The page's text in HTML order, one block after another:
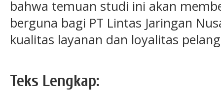
bahwa temuan studi ini akan
berguna bagi PT Lintas Jaringan
kualitas layanan dan loyalitas
Teks Lengkap: